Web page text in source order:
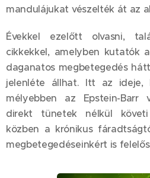
mandulájukat vészelték át az
Évekkel ezelőtt olvasni,
cikkekkel, amelyben kutatók
daganatos megbetegedés
jelenléte állhat. Itt az ideje,
mélyebben az Epstein-Barr
direkt tünetek nélkül követi
közben a krónikus
megbetegedéseinkért is